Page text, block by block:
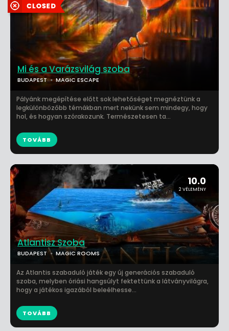
Mi és a Varázsvilág szoba
BUDAPEST MAGIC ESCAPE
Pályánk megépítése előtt sok lehetőséget megnéztünk a
legkülönbözőbb témákban mert nekünk sem mindegy, hogy
hol, és hogyan szórakozunk. Természetesen ta...
TOVÁBB
10.0
2 VÉLEMÉNY
Atlantisz Szoba
BUDAPEST MAGIC ROOMS
Az Atlantis szabaduló játék egy új generációs szabaduló
szoba, melyben óriási hangsúlyt fektettünk a látványvilágra,
hogy a játékos igazából beleélhesse...
TOVÁBB